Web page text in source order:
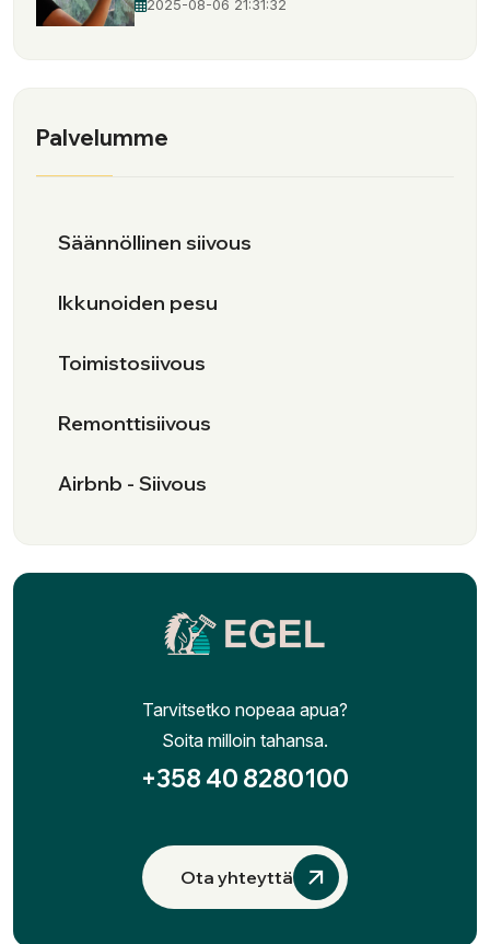
2025-08-06 21:31:32
Palvelumme
Säännöllinen siivous
Ikkunoiden pesu
Toimistosiivous
Remonttisiivous
Airbnb - Siivous
Tarvitsetko nopeaa apua?
Soita milloin tahansa.
+358 40 8280100
Ota yhteyttä